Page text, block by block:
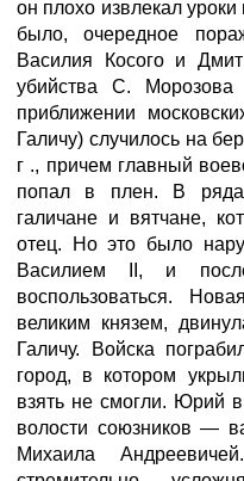
он плохо извлекал
было, очередное
Василия Косого и
убийства С.
приближении
Галичу) случилось на
г ., причем главный
попал в плен. В
галичане и вятчане,
отец. Но это было
Василием II, и
воспользоваться.
великим князем,
Галичу. Войска
город, в котором
взять не смогли. Юрий
волости союзников —
Михаила